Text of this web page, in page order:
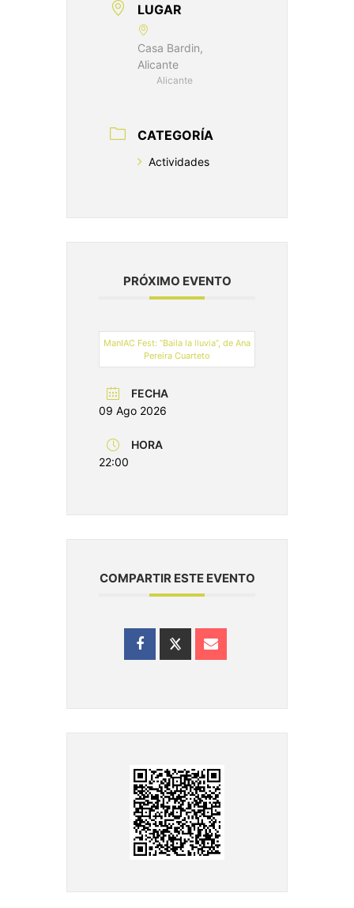
LUGAR
Casa Bardin,
Alicante
Alicante
CATEGORÍA
Actividades
PRÓXIMO EVENTO
ManIAC Fest: “Baila la lluvia”, de Ana
Pereira Cuarteto
FECHA
09 Ago 2026
HORA
22:00
COMPARTIR ESTE EVENTO